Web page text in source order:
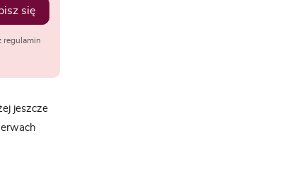
się
regulamin
jeszcze